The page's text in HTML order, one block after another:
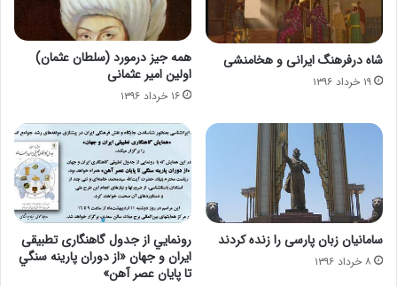
شاه درفرهنگ ایرانی و هخامنشی
۱۹ خرداد ۱۳۹۶
همه جیز درمورد (سلطان عثمان)
اولین امیر عثمانی
۱۶ خرداد ۱۳۹۶
سامانیان زبان پارسی را زنده كردند
۸ خرداد ۱۳۹۶
رونمايي از جدول گاهنگاری تطبيقی
ايران و جهان «از دوران پارينه سنگي
تا پايان عصر آهن»